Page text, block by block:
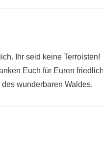
Ihr seid keine Terroisten!
Euch für Euren
wunderbaren Waldes.